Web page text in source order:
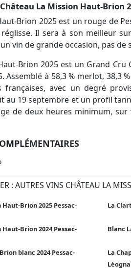
La Mission Haut-Brion
Brion 2025 est un rouge de
Il sera à son meilleur
vin de grande occasion, pas de
Brion 2025 est un Grand
Assemblé à 58,3 % merlot, 38,3
françaises, avec un degré
au 19 septembre et un profil
de deux heures minimum,
: AUTRES VINS CHÂTEAU LA
Brion 2025 Pessac-
La
Brion 2024 Pessac-
Blanc
blanc 2024 Pessac-
La